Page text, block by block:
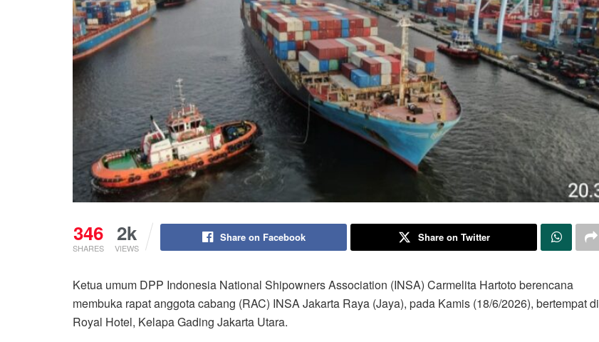
346
SHARES
2k
VIEWS
Share on Facebook Share on Twitter
Ketua umum DPP Indonesia National Shipowners Association (INSA) Carmelita Hartoto berencana
membuka rapat anggota cabang (RAC) INSA Jakarta Raya (Jaya), pada Kamis (18/6/2026), bertempat di
Royal Hotel, Kelapa Gading Jakarta Utara.